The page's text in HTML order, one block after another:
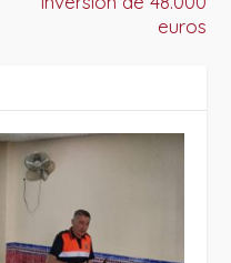
euros